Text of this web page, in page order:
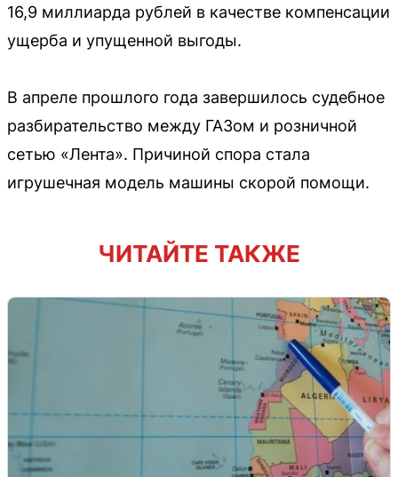
16,9 миллиарда рублей в качестве компенсации
ущерба и упущенной выгоды.
В апреле прошлого года завершилось судебное
разбирательство между ГАЗом и розничной
сетью «Лента». Причиной спора стала
игрушечная модель машины скорой помощи.
ЧИТАЙТЕ ТАКЖЕ